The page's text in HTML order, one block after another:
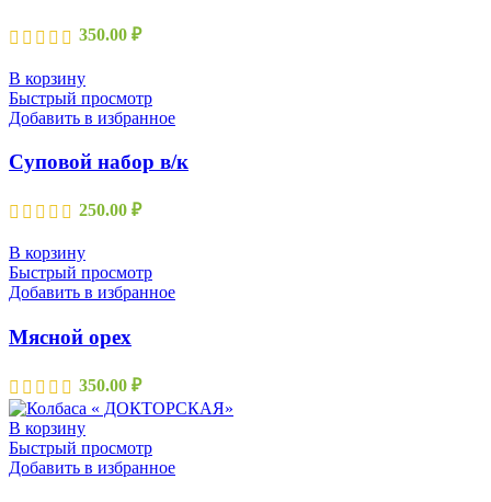
350.00 ₽
В корзину
Быстрый просмотр
Добавить в избранное
Суповой набор в/к
250.00 ₽
В корзину
Быстрый просмотр
Добавить в избранное
Мясной орех
350.00 ₽
В корзину
Быстрый просмотр
Добавить в избранное